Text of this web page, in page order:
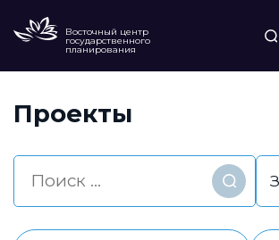
Восточный центр
государственного
планирования
Проекты
Найти